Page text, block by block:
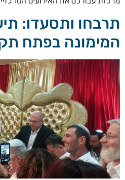
תרבחו ותסעדו:
המימונה בפתח